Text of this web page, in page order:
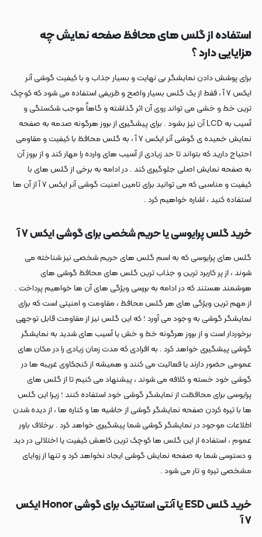
استفاده از گلس های محافظ صفحه نمایش چه
مزایایی دارد ؟
برای پوشش دادن نمایشگر بی نهایت و بسیار جذاب و با کیفیت گوشی آنر
ایکس ۷ آ ، فقط از یک گلس بسیار واضح و ظریفی استفاده می شود که کوچک
ترین خط و خشی می تواند روی آن اثر گذاشته و گاهاً موجب شکستگی و
آسیب به LCD آن نیز بشود . برای پیشگیری از بروز هرگونه صدمه به صفحه
نمایش خمیده ی گوشی آنر ایکس ۷ آ ، به گلس محافظ با کیفیت و مقاومی
احتیاج دارید که بتواند تا حد زیادی از آسیب های وارده را مهار کند و از بروز آن
به صفحه نمایش اصلی جلوگیری کند . در ادامه به برخی از گلس های با
کیفیت و مناسبی که می توانید برای تامین امنیت گوشی آنر ایکس ۷ آ از آن ها
استفاده کنید ، اشاره خواهیم کرد .
خرید گلس پرایوسی یا حریم شخصی برای گوشی ایکس ۷ آ
گلس های پرایوسی که به اسم گلس های حریم شخصی نیز شناخته می
شوند ، از پر کاربرد ترین و جذاب ترین گلس های محافظ گوشی های
هوشمند هستند که در ادامه به بررسی ویژگی های آن ها خواهیم پرداخت .
از مهم ترین ویژگی های هر گلس محافظ ، مقاومت و امنیتی است که برای
نمایشگر گوشی به وجود می آورد ؛ که این گلس نیز از مقاومت قابل توجهی
برخوردار است و از بروز هرگونه خط و خش یا آسیب های شدید به نمایشگر
گوشی پیشگیری خواهد کرد . به افرادی که مدت زمان زیادی را در مکان های
عمومی حضور دارند یا فعالیت می کنند و همیشه از کنجکاوی غریبه ها در
گوشی خود خسته و کلافه می شوند ، پیشنهاد می کنیم تا از گلس های
پرایوسی برای محافظت از نمایشگر گوشی خود استفاده کنند ؛ زیرا این گلس
ها با تیره کردن صفحه نمایشگر گوشی از حاشیه ها و کناره ها ، از دیده شدن
اطلاعات موجود در نمایشگر گوشی شما پیشگیری خواهد کرد . برخلاف باور
عموم ، استفاده از این گلس ها کوچک ترین کاهش کیفیت یا اختلالی در دید
و دسترسی شما به صفحه نمایش گوشی ایجاد نخواهد کرد و تنها از زوایای
مشخصی تیره و تار می شود .
خرید گلس ESD یا آنتی استاتیک برای گوشی Honor
ایکس
۷ آ